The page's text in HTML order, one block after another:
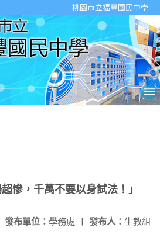
桃園市立福豐國民中學
慘，千萬不要以身試法！」
發布人： 生教組
發布單位： 學務處 |